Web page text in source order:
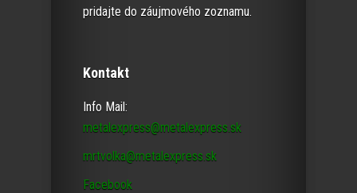
pridajte do záujmového zoznamu.
Kontakt
Info Mail:
metalexpress@metalexpress.sk
mrtvolka@metalexpress.sk
Facebook